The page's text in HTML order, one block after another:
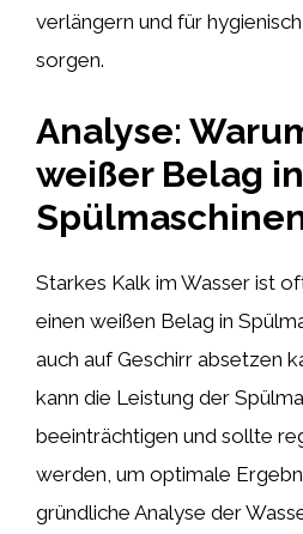
verlängern und für
sorgen.
Analyse:
weißer Belag in
Starkes Kalk im Wasser ist
einen weißen Belag in
auch auf Geschirr absetzen
kann die Leistung der
beeinträchtigen und sollte
werden, um optimale
gründliche Analyse der